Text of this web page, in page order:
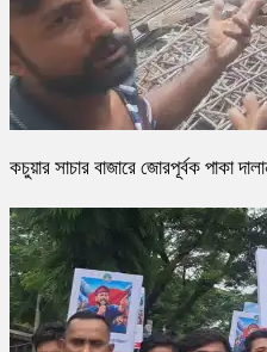
কচুয়ার সাচার বাজারে জোরপূর্বক পাকা